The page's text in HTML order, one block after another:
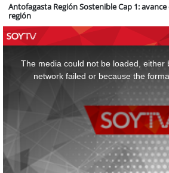
Antofagasta Región Sostenible Cap 1:
región
The media could not be loaded, either
network failed or because the